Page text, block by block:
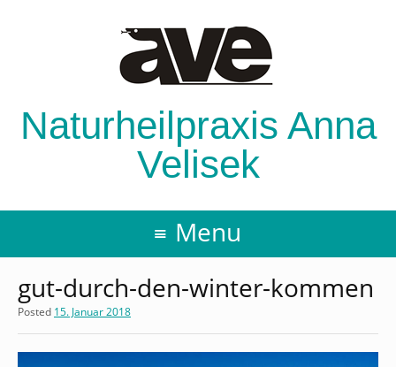
Naturheilpraxis Anna
Velisek
Menu
gut-durch-den-winter-kommen
Posted 15. Januar 2018